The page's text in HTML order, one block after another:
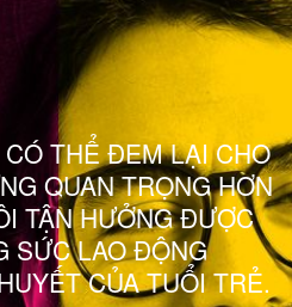
THỂ ĐEM LẠI CHO
QUAN TRỌNG HƠN
TẬN HƯỞNG ĐƯỢC
SỨC LAO ĐỘNG
CỦA TUỔI TRẺ.